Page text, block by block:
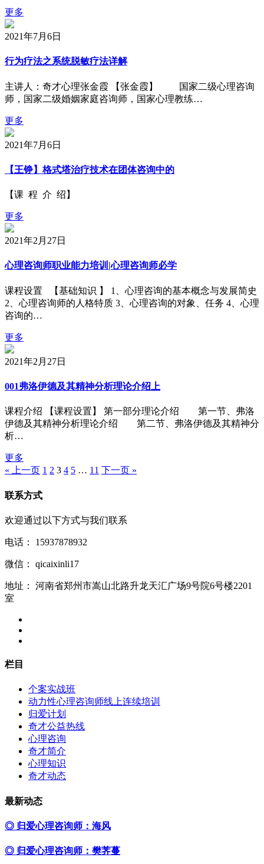
更多
2021年7月6日
行为疗法之系统脱敏疗法详解
主讲人：奇才心理张金霞 【张金霞】 国家二级心理咨询
师，国家二级婚姻家庭咨询师，国家心理教练…
更多
2021年7月6日
【王铮】格式塔治疗技术在团体咨询中的
【课 程 介 绍】
更多
2021年2月27日
心理咨询师职业能力培训|心理咨询师必学
课程设置 【基础知识 】 1、心理咨询的基本概念与发展简史
2、心理咨询师的人格特质 3、心理咨询的对象、任务 4、心理
咨询的…
更多
2021年2月27日
001弗洛伊德及其精神分析理论介绍上
课程介绍 【课程设置】 第一部分理论介绍 第一节、弗洛
伊德及其精神分析理论介绍 第二节、弗洛伊德及其精神分
析…
更多
« 上一页 1 2 3 4 5 … 11 下一页 »
联系方式
欢迎通过以下方式与我们联系
电话： 15937878932
微信： qicaixinli17
地址：
河南省郑州市嵩山北路升龙天汇广场9号院6号楼2201
室
栏目
个案实战班
动力性心理咨询师线上连续培训
归爱计划
奇才公益热线
心理咨询
奇才简介
心理知识
奇才动态
最新动态
◎ 归爱心理咨询师：海风
◎ 归爱心理咨询师：樊荠蔓